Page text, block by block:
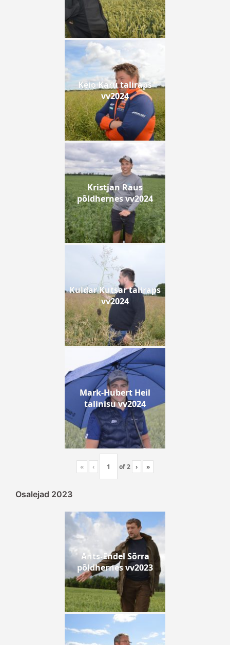
Keio Karu taliraps
vv2024
Kristjan Raus
põldhernes vv2024
Kuldar Kutsar taliraps
vv2024
Mark-Hubert Heil
talinisu vv2024
« ‹ of2 › »
Osalejad 2023
Ants-Endel Sõrra
põldhernes vv2023